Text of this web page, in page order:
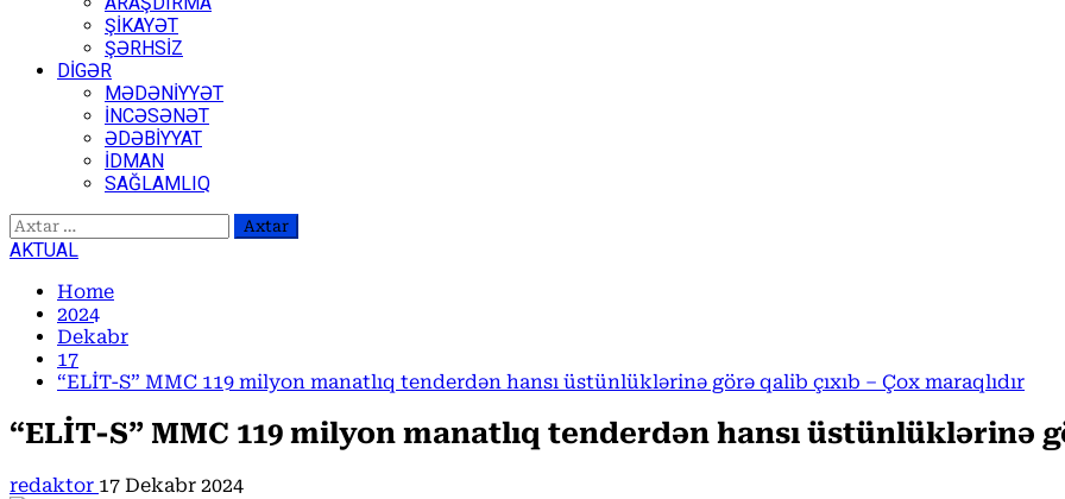
ŞİKAYƏT
ŞƏRHSİZ
DİGƏR
MƏDƏNİYYƏT
İNCƏSƏNƏT
ƏDƏBİYYAT
İDMAN
SAĞLAMLIQ
Axtarış:
AKTUAL
Home
2024
Dekabr
17
“ELİT-S” MMC 119 milyon manatlıq tenderdən hansı üstünlüklərinə görə qalib çıxıb – Çox maraqlıdır
“ELİT-S” MMC 119 milyon manatlıq tenderdən hansı üstünlüklərinə
redaktor 17 Dekabr 2024